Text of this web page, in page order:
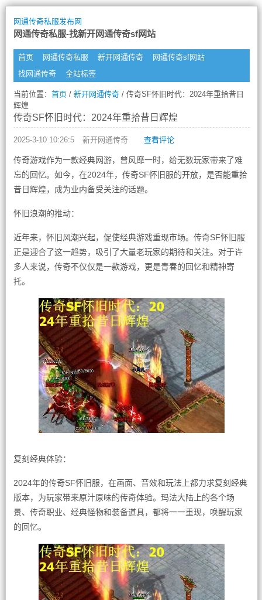
网通传奇私服发布网
网通传奇私服-找新开网通传奇sf网站
首页 网通传奇私服 新开网通传奇
网通传奇sf网站
找网通传奇
全站标签
当前位置： 首页/ 新开网通传奇/ 传奇SF怀旧时代：2024年重拾昔日
辉煌
传奇SF怀旧时代：2024年重拾昔日辉煌
2025-3-10 10:26:5 新开网通传奇 查看评论
传奇游戏作为一款经典网游，曾风靡一时，给无数玩家带来了难
忘的回忆。如今，在2024年，传奇SF怀旧服的开放，是否能重拾
昔日辉煌，成为业内备受关注的话题。
怀旧浪潮的推动：
近年来，怀旧风潮兴起，促使经典游戏重现市场。传奇SF怀旧服
正是迎合了这一趋势，吸引了大量老玩家的期待和关注。对于许
多人来说，传奇不仅仅是一款游戏，更是青春的回忆和精神寄
托。
复刻经典体验：
2024年的传奇SF怀旧服，在画面、音效和玩法上都力求复刻经典
版本，为玩家带来原汁原味的传奇体验。玛法大陆上的各个场
景、传奇职业、经典怪物和装备道具，都将一一重现，唤醒玩家
的回忆。